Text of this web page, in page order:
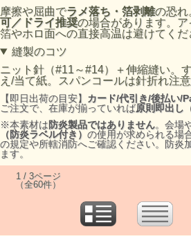
摩擦や屈曲でラメ落ち・箔剥離の恐れ
可／ドライ推奨の場合があります。ア
箔やホロ面への直接高温は避けてくだ
縫製のコツ
ニット針（#11～#14）＋伸縮縫い。
え/当て紙。スパンコールは針折れ注
【即日出荷の目安】 カード/代引き/後払い/
ご注文で、在庫が揃っていれば原則即出し
※本素材は防炎製品ではありません。会場
（防炎ラベル付き） の使用が求められる場
の規定や所轄消防へご確認ください。防炎
ます。
1 / 3ページ
（全60件）